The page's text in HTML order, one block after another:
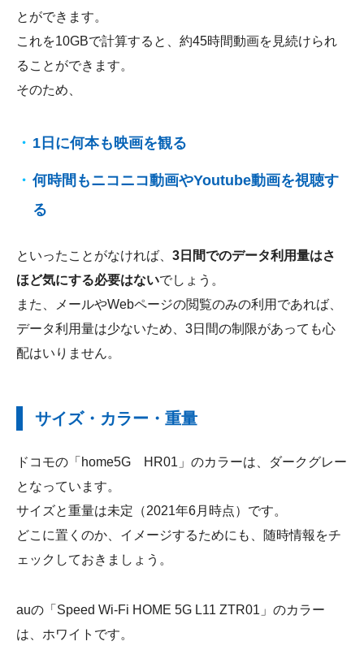
とができます。
これを10GBで計算すると、約45時間動画を見続けられ
ることができます。
そのため、
1日に何本も映画を観る
何時間もニコニコ動画やYoutube動画を視聴す
る
といったことがなければ、 3日間でのデータ利用量はさ
ほど気にする必要はないでしょう。
また、メールやWebページの閲覧のみの利用であれば、
データ利用量は少ないため、3日間の制限があっても心
配はいりません。
サイズ・カラー・重量
ドコモの「home5G HR01」のカラーは、ダークグレー
となっています。
サイズと重量は未定（2021年6月時点）です。
どこに置くのか、イメージするためにも、随時情報をチ
ェックしておきましょう。
auの「Speed Wi-Fi HOME 5G L11 ZTR01」のカラー
は、ホワイトです。